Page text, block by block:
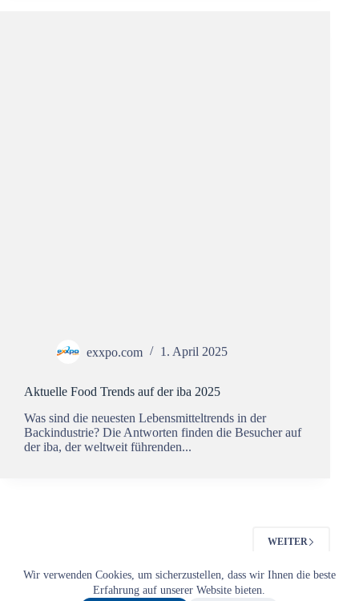
Wir verwenden Cookies, um sicherzustellen, dass wir Ihnen die beste
Erfahrung auf unserer Website bieten.
exxpo.com 1. April 2025
Aktuelle Food Trends auf der iba 2025
Was sind die neuesten Lebensmitteltrends in der
Backindustrie? Die Antworten finden die Besucher auf
der iba, der weltweit führenden...
WEITER
Impressum AGB Datenschutz